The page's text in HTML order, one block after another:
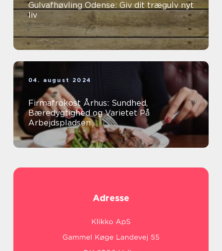
Gulvafhøvling Odense: Giv dit trægulv nyt
liv
04. august 2024
Firmafrokost Århus: Sundhed,
Bæredygtighed og Varietet På
Arbejdspladsen
Adresse